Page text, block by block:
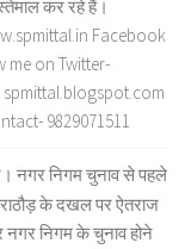
कर रहे हैं।
Facebook
me on Twitter-
9829071511
नगर निगम चुनाव से पहले
के दखल पर ऐतराज
निगम के चुनाव होने